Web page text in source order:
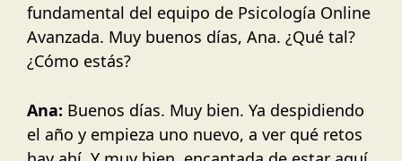
fundamental del equipo de Psicología Online
Avanzada. Muy buenos días, Ana. ¿Qué tal?
¿Cómo estás?
Ana: Buenos días. Muy bien. Ya despidiendo
el año y empieza uno nuevo, a ver qué retos